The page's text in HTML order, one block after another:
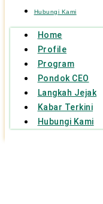
Hubungi Kami
Home
Profile
Program
Pondok CEO
Langkah Jejak
Kabar Terkini
Hubungi Kami